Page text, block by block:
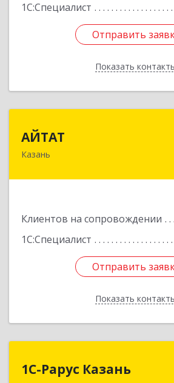
1С:Специалист
Отправить
Показать
Отправить
Назад
АЙТАТ
Казань
Клиентов на сопровождении
1С:Специалист
Отправить
Показать
Отправить
Назад
1С-Рарус Казань